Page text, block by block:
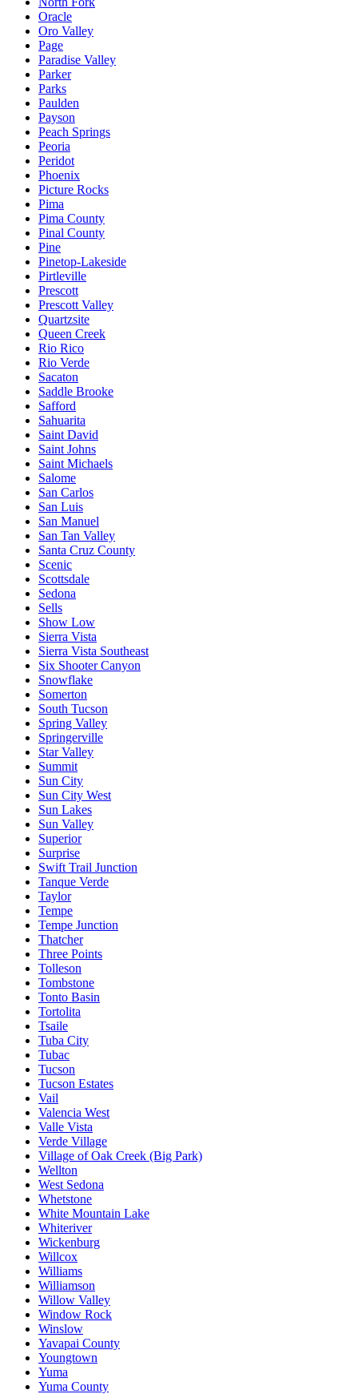
Oracle
Oro Valley
Page
Paradise Valley
Parker
Parks
Paulden
Payson
Peach Springs
Peoria
Peridot
Phoenix
Picture Rocks
Pima
Pima County
Pinal County
Pine
Pinetop-Lakeside
Pirtleville
Prescott
Prescott Valley
Quartzsite
Queen Creek
Rio Rico
Rio Verde
Sacaton
Saddle Brooke
Safford
Sahuarita
Saint David
Saint Johns
Saint Michaels
Salome
San Carlos
San Luis
San Manuel
San Tan Valley
Santa Cruz County
Scenic
Scottsdale
Sedona
Sells
Show Low
Sierra Vista
Sierra Vista Southeast
Six Shooter Canyon
Snowflake
Somerton
South Tucson
Spring Valley
Springerville
Star Valley
Summit
Sun City
Sun City West
Sun Lakes
Sun Valley
Superior
Surprise
Swift Trail Junction
Tanque Verde
Taylor
Tempe
Tempe Junction
Thatcher
Three Points
Tolleson
Tombstone
Tonto Basin
Tortolita
Tsaile
Tuba City
Tubac
Tucson
Tucson Estates
Vail
Valencia West
Valle Vista
Verde Village
Village of Oak Creek (Big Park)
Wellton
West Sedona
Whetstone
White Mountain Lake
Whiteriver
Wickenburg
Willcox
Williams
Williamson
Willow Valley
Window Rock
Winslow
Yavapai County
Youngtown
Yuma
Yuma County